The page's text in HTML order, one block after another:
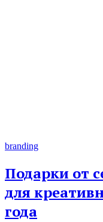
branding
Подарки от
для
года